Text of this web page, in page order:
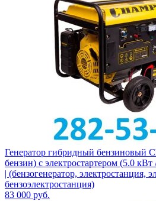
Генератор гибридный бензиновый
бензин) с электростартером (5.0
| (бензогенератор, электростанция,
бензоэлектростанция)
83 000 руб.